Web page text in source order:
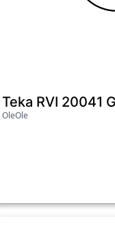
Teka RVI 20041
OleOle